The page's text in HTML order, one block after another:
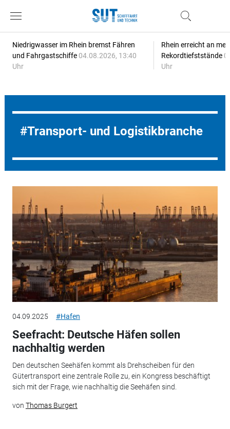
Niedrigwasser im Rhein bremst Fähren
und Fahrgastschiffe 04.08.2026, 13:40
Uhr
Rhein erreicht an
Rekordtiefststände
Uhr
Transport- und Logistikbranche
04.09.2025 #Hafen
Seefracht: Deutsche Häfen sollen
nachhaltig werden
Den deutschen Seehäfen kommt als Drehscheiben für den
Gütertransport eine zentrale Rolle zu, ein Kongress beschäftigt
sich mit der Frage, wie nachhaltig die Seehäfen sind.
von Thomas Burgert